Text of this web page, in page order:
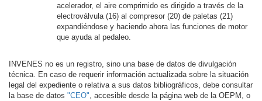
acelerador, el aire comprimido es dirigido a través de la
electroválvula (16) al compresor (20) de paletas (21)
expandiéndose y haciendo ahora las funciones de motor
que ayuda al pedaleo.
INVENES no es un registro, sino una base de datos de divulgación
técnica. En caso de requerir información actualizada sobre la situación
legal del expediente o relativa a sus datos bibliográficos, debe consultar
la base de datos "CEO", accesible desde la página web de la OEPM, o